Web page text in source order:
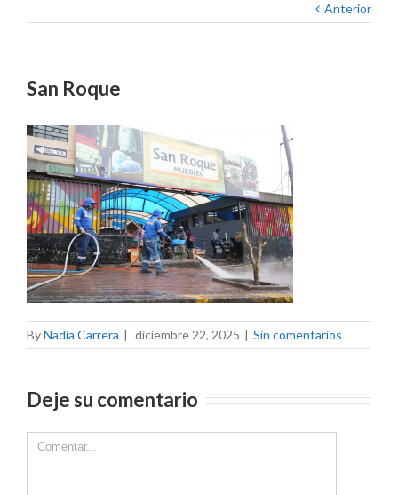
Anterior
San Roque
ByNadia Carrera | diciembre 22, 2025 | Sin comentarios
Deje su comentario
Comment